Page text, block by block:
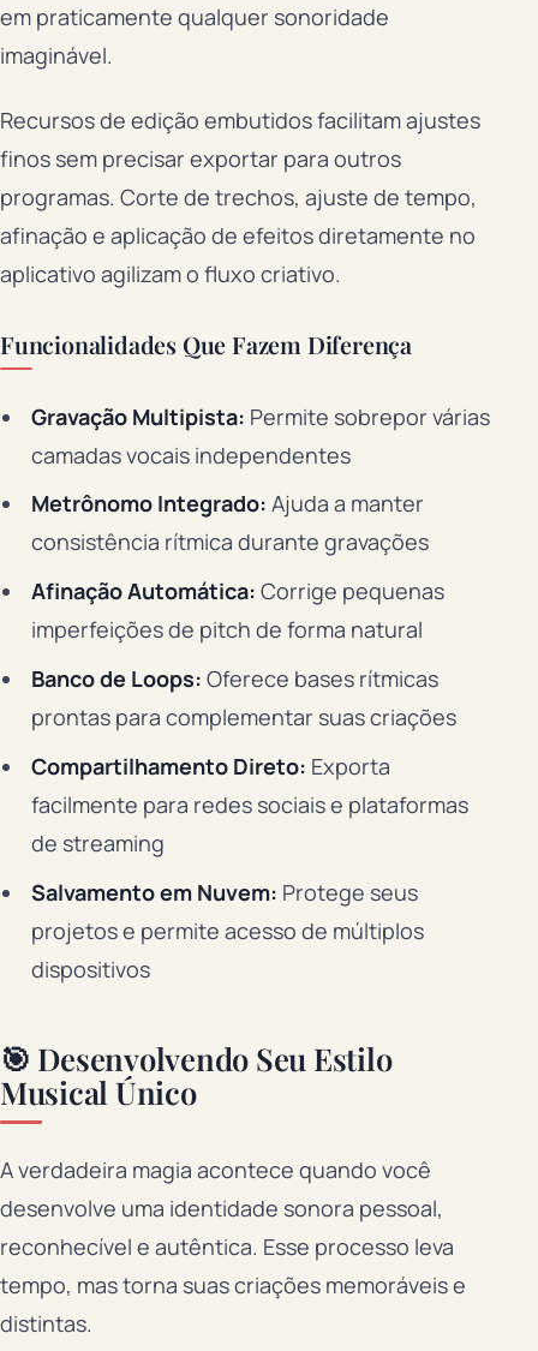
em praticamente qualquer sonoridade
imaginável.
Recursos de edição embutidos facilitam ajustes
finos sem precisar exportar para outros
programas. Corte de trechos, ajuste de tempo,
afinação e aplicação de efeitos diretamente no
aplicativo agilizam o fluxo criativo.
Funcionalidades Que Fazem Diferença
Gravação Multipista: Permite sobrepor várias
camadas vocais independentes
Metrônomo Integrado: Ajuda a manter
consistência rítmica durante gravações
Afinação Automática: Corrige pequenas
imperfeições de pitch de forma natural
Banco de Loops: Oferece bases rítmicas
prontas para complementar suas criações
Compartilhamento Direto: Exporta
facilmente para redes sociais e plataformas
de streaming
Salvamento em Nuvem: Protege seus
projetos e permite acesso de múltiplos
dispositivos
🎯 Desenvolvendo Seu Estilo
Musical Único
A verdadeira magia acontece quando você
desenvolve uma identidade sonora pessoal,
reconhecível e autêntica. Esse processo leva
tempo, mas torna suas criações memoráveis e
distintas.